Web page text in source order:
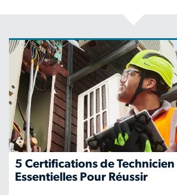
5 Certifications de Technicien
Essentielles Pour Réussir